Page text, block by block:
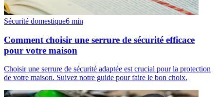
Sécurité domestique6 min
Comment choisir une serrure de sécurité efficace
pour votre maison
Choisir une serrure de sécurité adaptée est crucial pour la protection
de votre maison. Suivez notre guide pour faire le bon choix.